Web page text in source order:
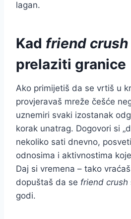
lagan.
Kad friend crush
prelaziti granice
Ako primijetiš da se vrtiš u
provjeravaš mreže češće
uznemiri svaki izostanak
korak unatrag. Dogovori si
nekoliko sati dnevno,
odnosima i aktivnostima
Daj si vremena – tako
dopuštaš da se friend crush
godi.